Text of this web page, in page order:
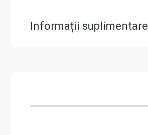
Informații suplimentare